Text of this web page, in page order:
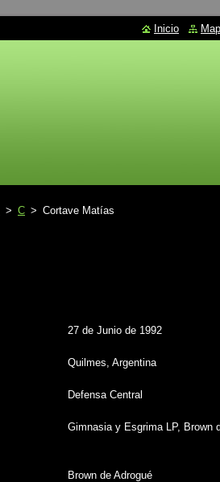
> C > Cortave Matías
27 de Junio de 1992
Quilmes, Argentina
Defensa Central
Gimnasia y Esgrima LP, Brown
Brown de Adrogué
Inicio